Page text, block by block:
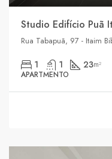
Studio Edifício Puã
Rua Tabapuã, 97 - Itaim
1 1 23m²
APARTMENTO